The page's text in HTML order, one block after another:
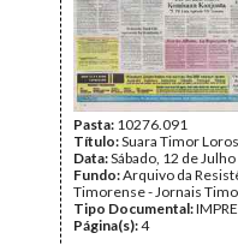
Pasta: 10276.091
Título:Suara Timor
Data:Sábado, 12 de
Fundo:Arquivo da
Timorense - Jornais
Tipo Documental:
Página(s):4